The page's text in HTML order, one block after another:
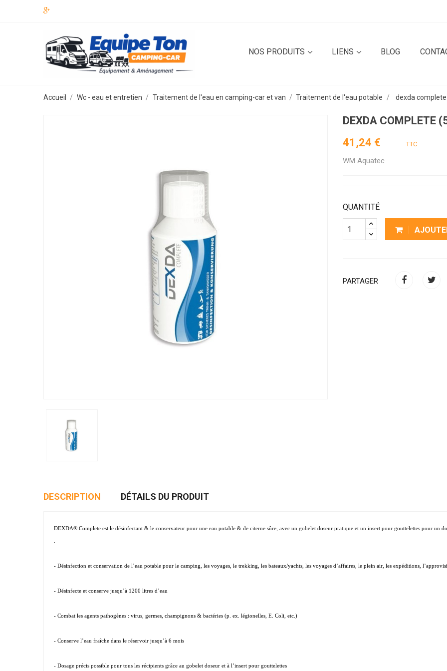
NOS PRODUITS LIENS BLOG
Accueil Wc - eau et entretien Traitement de l'eau en camping-car et van Traitement de l'eau potable dexda
DEXDA COMPLETE
41,24 €
TTC
WM Aquatec
QUANTITÉ
PARTAGER
DESCRIPTION DÉTAILS DU PRODUIT
DEXDA® Complete est le désinfectant & le conservateur pour une eau potable & de citerne sûre, avec un gobelet doseur pratique et un insert pour gouttelettes pour un
- Désinfection et conservation de l’eau potable pour le camping, les voyages, le trekking, les bateaux/yachts, les voyages d’affaires, le plein air, les expéditions,
- Désinfecte et conserve jusqu’à 1200 litres d’eau
- Combat les agents pathogènes : virus, germes, champignons & bactéries (p. ex. légionelles, E. Coli, etc.)
- Conserve l’eau fraîche dans le réservoir jusqu’à 6 mois
- Dosage précis possible pour tous les récipients grâce au gobelet doseur et à l’insert pour gouttelettes